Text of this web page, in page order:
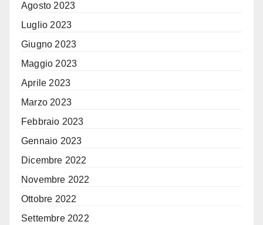
Agosto 2023
Luglio 2023
Giugno 2023
Maggio 2023
Aprile 2023
Marzo 2023
Febbraio 2023
Gennaio 2023
Dicembre 2022
Novembre 2022
Ottobre 2022
Settembre 2022